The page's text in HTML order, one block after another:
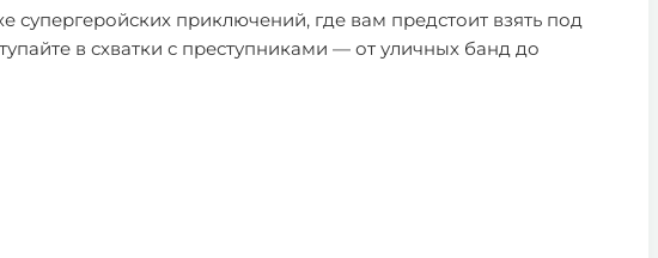
приключений, где вам предстоит взять под
в схватки с преступниками — от уличных банд до